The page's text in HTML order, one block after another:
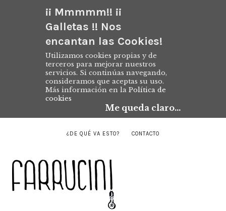
¡¡ Mmmmm!! ¡¡
Galletas !! Nos
encantan las Cookies!
Utilizamos cookies propias y de
terceros para mejorar nuestros
servicios. Si continúas navegando,
consideramos que aceptas su uso.
Más información en la Política de
cookies
Me queda claro...
¿DE QUÉ VA ESTO? CONTACTO